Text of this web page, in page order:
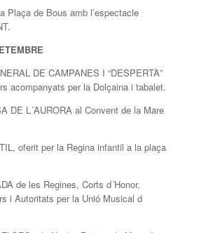
Plaça de Bous amb l’espectacle
DE CAMPANES I “DESPERTÀ”
acompanyats per la Dolçaina i tabalet.
DE L´AURORA al Convent de la Mare
oferit per la Regina infantil a la plaça
de les Regines, Corts d´Honor,
i Autoritats per la Unió Musical d